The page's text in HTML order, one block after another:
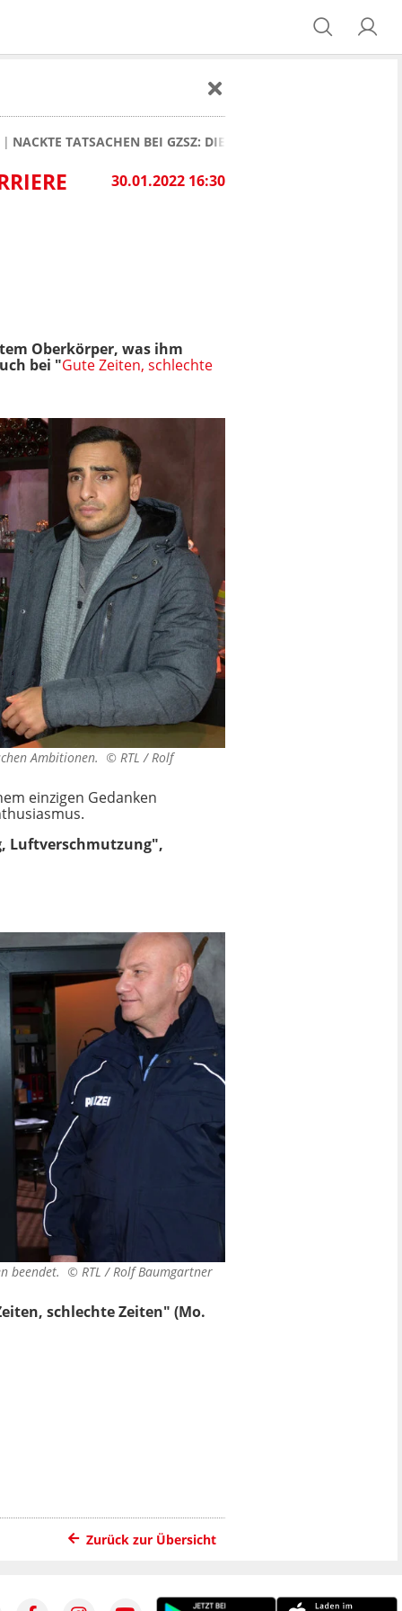
NACKTE TATSACHEN BEI GZSZ: DIESER STAR ZIEHT FÜR DIE
30.01.2022 16:30
Oberkörper, was ihm
bei "Gute Zeiten, schlechte
Ambitionen. © RTL / Rolf
einzigen Gedanken
Luftverschmutzung",
beendet. © RTL / Rolf Baumgartner
schlechte Zeiten" (Mo.
Zurück zur Übersicht